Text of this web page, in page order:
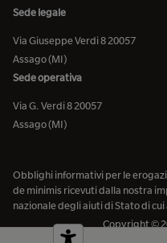
Sede legale
Via Giuseppe Verdi 8 20057
Assago (MI)
Sede operativa
Via G. Verdi 8 20057
Assago (MI)
Obblighi informativi per le
de minimis ricevuti dalla nostra
nazionale degli aiuti di Stato di
Copyright ©